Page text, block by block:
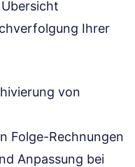
Ihrer
von
Folge-Rechnungen
Anpassung bei